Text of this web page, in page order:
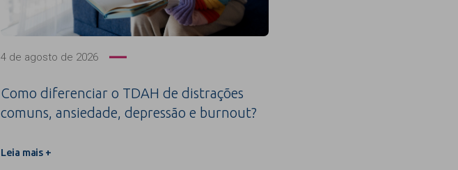
4 de agosto de 2026
Como diferenciar o TDAH de distrações
comuns, ansiedade, depressão e burnout?
Leia mais +